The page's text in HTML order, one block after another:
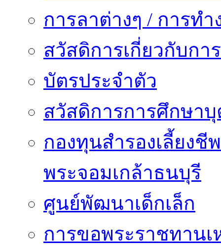
การลาต่างๆ / การทำ
สวัสดิการเกี่ยวกับกา
บัตรประจำตัว
สวัสดิการการศึกษาบุ
กองทุนสำรองเลี้ยง
พระจอมเกล้าธนบุรี
ศูนย์พัฒนาเด็กเล็ก
การขอพระราชทาน